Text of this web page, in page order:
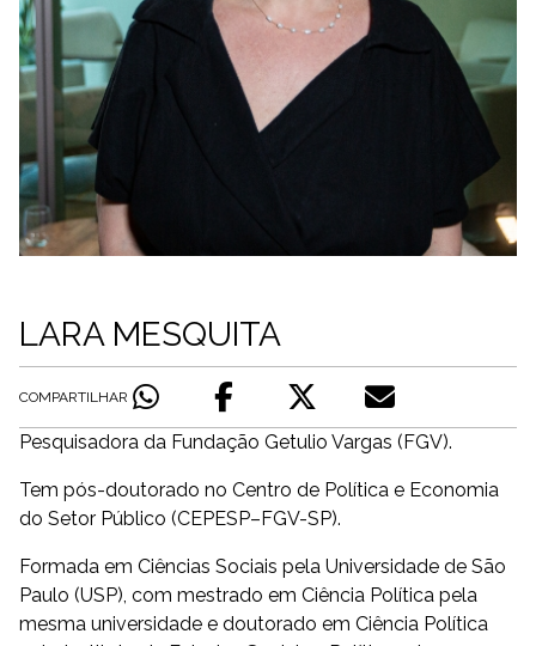
LARA MESQUITA
COMPARTILHAR
Pesquisadora da Fundação Getulio Vargas (FGV).
Tem pós-doutorado no Centro de Política e Economia
do Setor Público (CEPESP–FGV-SP).
Formada em Ciências Sociais pela Universidade de São
Paulo (USP), com mestrado em Ciência Política pela
mesma universidade e doutorado em Ciência Política